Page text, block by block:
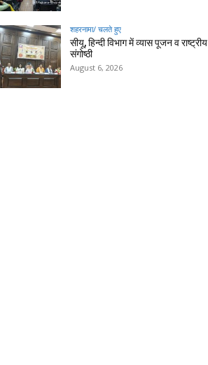
शहरनामा/ चलते हुए
सीयू, हिन्दी विभाग में व्यास पूजन व राष्ट्रीय
संगोष्ठी
August 6, 2026